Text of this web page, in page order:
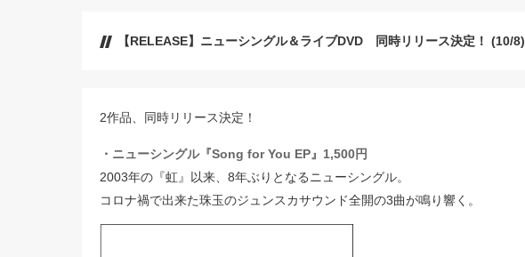
【RELEASE】ニューシングル＆ライブDVD 同時リリース決定！ (10/8)
2作品、同時リリース決定！
・ニューシングル『Song for You EP』1,500円
2003年の『虹』以来、8年ぶりとなるニューシングル。
コロナ禍で出来た珠玉のジュンスカサウンド全開の3曲が鳴り響く。